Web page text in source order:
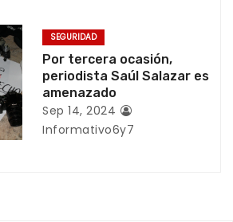
SEGURIDAD
Por tercera ocasión,
periodista Saúl Salazar es
amenazado
Sep 14, 2024
Informativo6y7